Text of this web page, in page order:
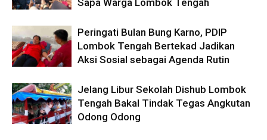
Sapa Warga Lombok Tengah
Peringati Bulan Bung Karno, PDIP
Lombok Tengah Bertekad Jadikan
Aksi Sosial sebagai Agenda Rutin
Jelang Libur Sekolah Dishub Lombok
Tengah Bakal Tindak Tegas Angkutan
Odong Odong